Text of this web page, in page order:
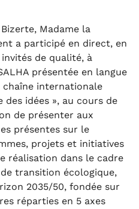
Madame la
a participé en direct, en
de qualité, à
présentée en langue
chaîne internationale
des idées », au cours de
de présenter aux
présentes sur le
projets et initiatives
réalisation dans le cadre
transition écologique,
2035/50, fondée sur
réparties en 5 axes